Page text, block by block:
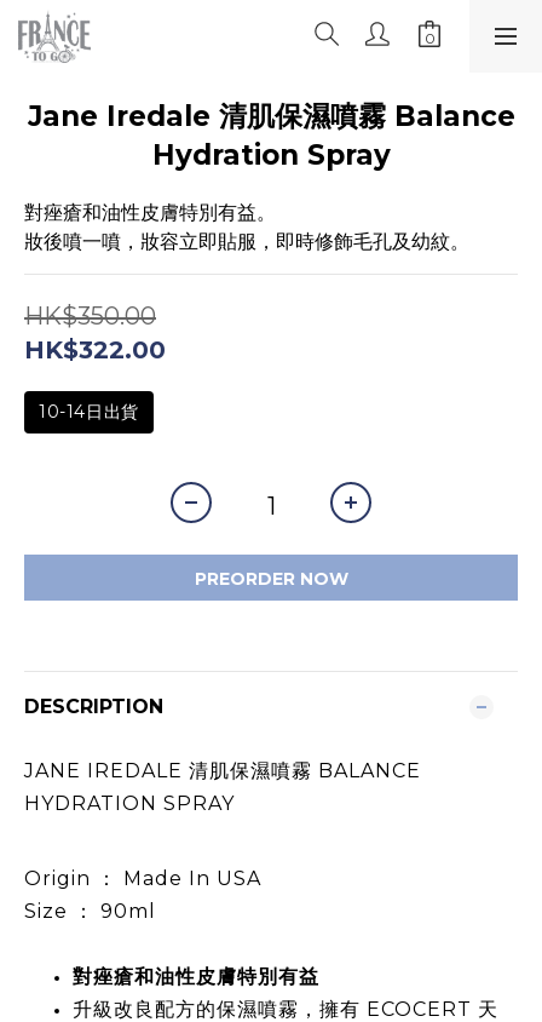
Jane Iredale 清肌保濕噴霧 Balance
Hydration Spray
對痤瘡和油性皮膚特別有益。
妝後噴一噴，妝容立即貼服，即時修飾毛孔及幼紋。
HK$350.00
HK$322.00
10-14日出貨
PREORDER NOW
DESCRIPTION
JANE IREDALE 清肌保濕噴霧 BALANCE
HYDRATION SPRAY
Origin ： Made In USA
Size ： 90ml
對痤瘡和油性皮膚特別有益
升級改良配方的保濕噴霧，擁有 ECOCERT 天